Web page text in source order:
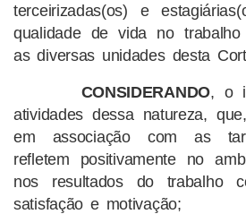
terceirizadas(os) e
qualidade de vida no
as diversas unidades desta
CONSIDERANDO, o
atividades dessa natureza,
em associação com as
refletem positivamente no
nos resultados do trabalho
satisfação e motivação;